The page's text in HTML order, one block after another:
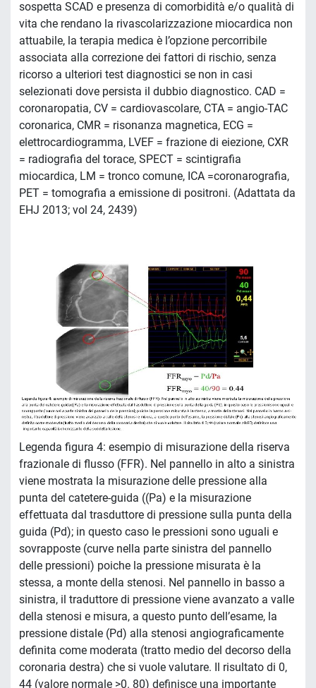
sospetta SCAD e presenza di comorbidità e/o qualità di
vita che rendano la rivascolarizzazione miocardica non
attuabile, la terapia medica è l’opzione percorribile
associata alla correzione dei fattori di rischio, senza
ricorso a ulteriori test diagnostici se non in casi
selezionati dove persista il dubbio diagnostico. CAD =
coronaropatia, CV = cardiovascolare, CTA = angio-TAC
coronarica, CMR = risonanza magnetica, ECG =
elettrocardiogramma, LVEF = frazione di eiezione, CXR
= radiografia del torace, SPECT = scintigrafia
miocardica, LM = tronco comune, ICA =coronarografia,
PET = tomografia a emissione di positroni. (Adattata da
EHJ 2013; vol 24, 2439)
Legenda figura 4: esempio di misurazione della riserva
frazionale di flusso (FFR). Nel pannello in alto a sinistra
viene mostrata la misurazione delle pressione alla
punta del catetere-guida ((Pa) e la misurazione
effettuata dal trasduttore di pressione sulla punta della
guida (Pd); in questo caso le pressioni sono uguali e
sovrapposte (curve nella parte sinistra del pannello
delle pressioni) poiche la pressione misurata è la
stessa, a monte della stenosi. Nel pannello in basso a
sinistra, il traduttore di pressione viene avanzato a valle
della stenosi e misura, a questo punto dell’esame, la
pressione distale (Pd) alla stenosi angiograficamente
definita come moderata (tratto medio del decorso della
coronaria destra) che si vuole valutare. Il risultato di 0,
44 (valore normale >0. 80) definisce una importante